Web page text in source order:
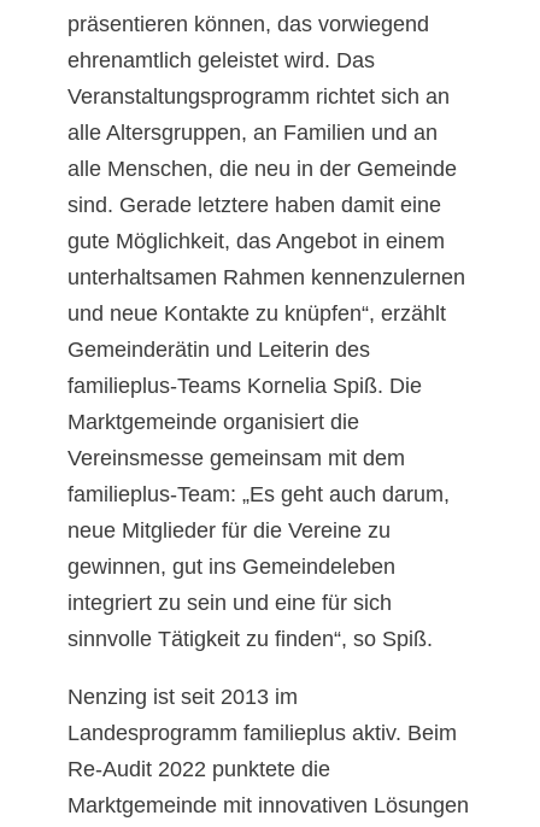
präsentieren können, das vorwiegend
ehrenamtlich geleistet wird. Das
Veranstaltungsprogramm richtet sich an
alle Altersgruppen, an Familien und an
alle Menschen, die neu in der Gemeinde
sind. Gerade letztere haben damit eine
gute Möglichkeit, das Angebot in einem
unterhaltsamen Rahmen kennenzulernen
und neue Kontakte zu knüpfen“, erzählt
Gemeinderätin und Leiterin des
familieplus-Teams Kornelia Spiß. Die
Marktgemeinde organisiert die
Vereinsmesse gemeinsam mit dem
familieplus-Team: „Es geht auch darum,
neue Mitglieder für die Vereine zu
gewinnen, gut ins Gemeindeleben
integriert zu sein und eine für sich
sinnvolle Tätigkeit zu finden“, so Spiß.
Nenzing ist seit 2013 im
Landesprogramm familieplus aktiv. Beim
Re-Audit 2022 punktete die
Marktgemeinde mit innovativen Lösungen